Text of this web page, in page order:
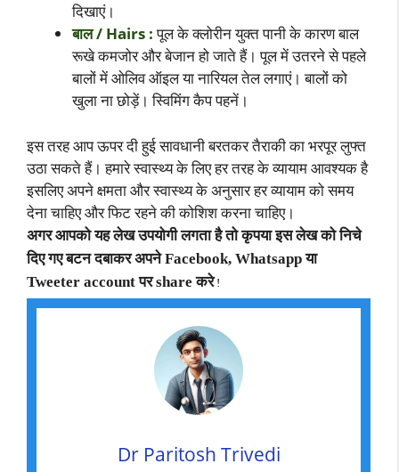
दिखाएं।
बाल / Hairs :पूल के क्लोरीन युक्त पानी के कारण बाल
रूखे कमजोर और बेजान हो जाते हैं। पूल में उतरने से पहले
बालों में ओलिव ऑइल या नारियल तेल लगाएं। बालों को
खुला ना छोड़ें। स्विमिंग कैप पहनें।
इस तरह आप ऊपर दी हुई सावधानी बरतकर तैराकी का भरपूर लुफ्त
उठा सकते हैं। हमारे स्वास्थ्य के लिए हर तरह के व्यायाम आवश्यक है
इसलिए अपने क्षमता और स्वास्थ्य के अनुसार हर व्यायाम को समय
देना चाहिए और फिट रहने की कोशिश करना चाहिए।
अगर आपको यह लेख उपयोगी लगता है तो कृपया इस लेख को निचे
दिए गए बटन दबाकर अपने Facebook, Whatsapp या
Tweeter account पर share करे!
Dr Paritosh Trivedi